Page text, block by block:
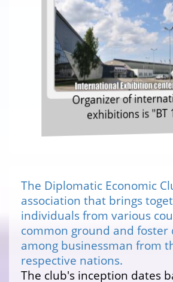
Organizer of
exhibitions is "BT
The Diplomatic Economic
association that brings
individuals from various
common ground and foster
among businessman from
respective nations.
The club's inception dates